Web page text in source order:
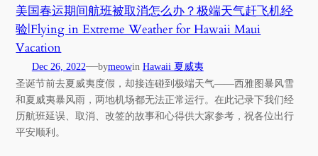
美国春运期间航班被取消怎么办？极端天气赶飞机经
验|Flying in Extreme Weather for Hawaii Maui
Vacation
Dec 26, 2022—bymeowin Hawaii 夏威夷
圣诞节前去夏威夷度假，却接连碰到极端天气——西雅图暴风雪
和夏威夷暴风雨，两地机场都无法正常运行。在此记录下我们经
历航班延误、取消、改签的故事和心得供大家参考，祝各位出行
平安顺利。